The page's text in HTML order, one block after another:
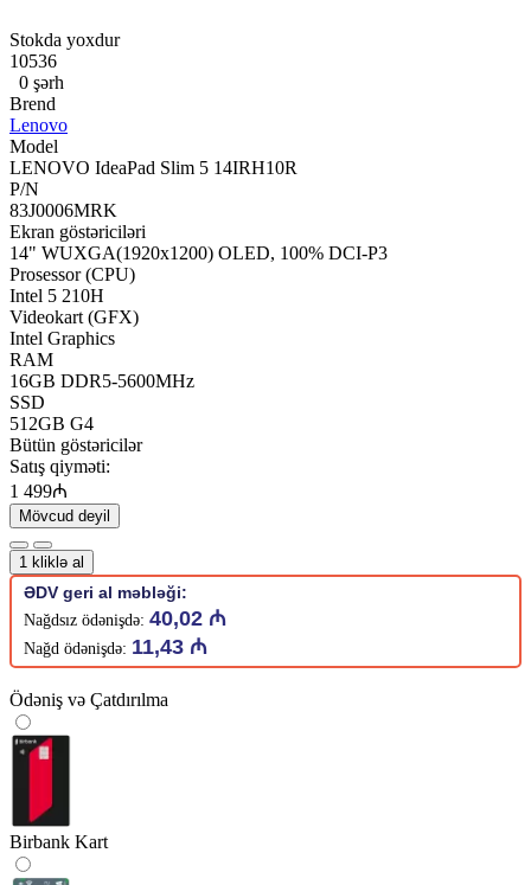
Stokda yoxdur
10536
0 şərh
Brend
Lenovo
Model
LENOVO IdeaPad Slim 5 14IRH10R
P/N
83J0006MRK
Ekran göstəriciləri
14" WUXGA(1920x1200) OLED, 100% DCI-P3
Prosessor (CPU)
Intel 5 210H
Videokart (GFX)
Intel Graphics
RAM
16GB DDR5-5600MHz
SSD
512GB G4
Bütün göstəricilər
Satış qiyməti:
1 499₼
Mövcud deyil
1 kliklə al
ƏDV geri al məbləği:
Nağdsız ödənişdə: 40,02 ₼
Nağd ödənişdə: 11,43 ₼
Ödəniş və Çatdırılma
Birbank Kart